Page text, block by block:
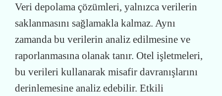
Veri depolama çözümleri, yalnızca verilerin
saklanmasını sağlamakla kalmaz. Aynı
zamanda bu verilerin analiz edilmesine ve
raporlanmasına olanak tanır. Otel işletmeleri,
bu verileri kullanarak misafir davranışlarını
derinlemesine analiz edebilir. Etkili